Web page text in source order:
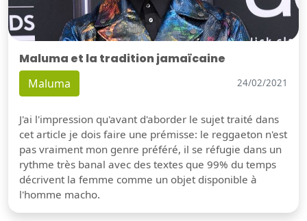
Maluma et la tradition jamaïcaine
Maluma 24/02/2021
J'ai l'impression qu'avant d'aborder le sujet traité dans
cet article je dois faire une prémisse: le reggaeton n'est
pas vraiment mon genre préféré, il se réfugie dans un
rythme très banal avec des textes que 99% du temps
décrivent la femme comme un objet disponible à
l'homme macho.